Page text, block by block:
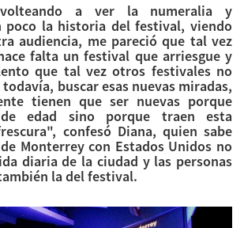
a ver la numeralia y
poco la historia del festival, viendo
audiencia, me pareció que tal vez
falta un festival que arriesgue y
que tal vez otros festivales no
buscar esas nuevas miradas,
tienen que ser nuevas porque
edad sino porque traen esta
confesó Diana, quien sabe
Monterrey con Estados Unidos no
diaria de la ciudad y las personas
la del festival.